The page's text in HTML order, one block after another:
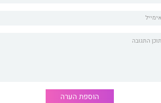
לכרות ברית דמים ולשתף פעולה. תחת איום
הוספת הערה